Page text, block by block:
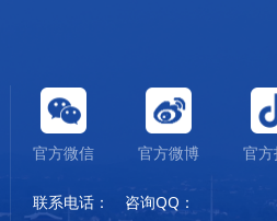
官方微信 官方微博 官
联系电话： 咨询QQ：